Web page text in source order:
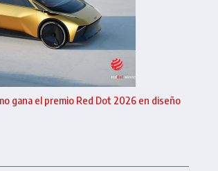
gana el premio Red Dot 2026 en diseño